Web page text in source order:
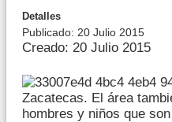
Detalles
Publicado: 20 Julio 2015
Creado: 20 Julio 2015
Zacatecas. El área
hombres y niños que